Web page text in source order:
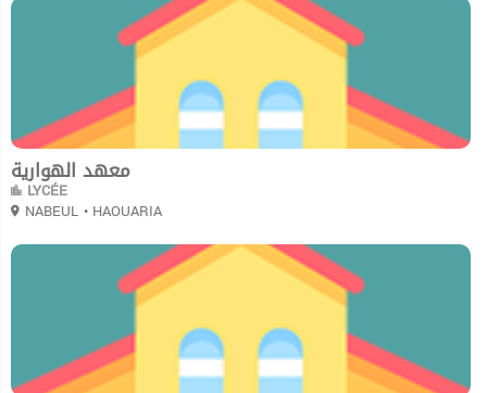
معهد الهوارية
LYCÉE
NABEUL • HAOUARIA